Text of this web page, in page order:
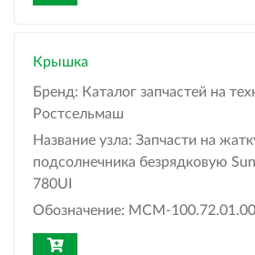
Крышка
Бренд: Каталог запчастей на
Ростсельмаш
Название узла: Запчасти на
подсолнечника безрядковую
780UI
Обозначение: МСМ-